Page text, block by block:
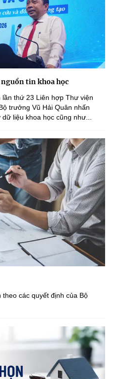
tin khoa học
thứ 23 Liên hợp Thư viện
trưởng Vũ Hải Quân nhấn
liệu khoa học cũng như...
các quyết định của Bộ